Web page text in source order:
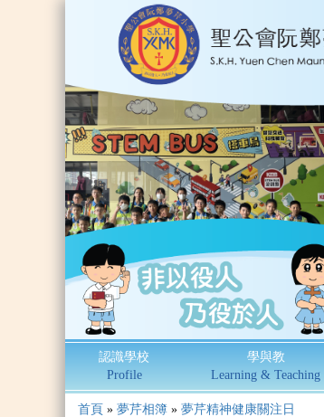
認識學校
Profile
學與教
Learning & Teaching
首頁 » 夢芹相簿 » 夢芹精神健康關注日